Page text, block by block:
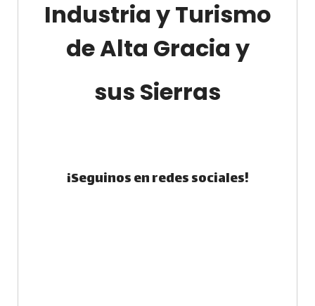
Industria y Turismo
de Alta Gracia y
sus Sierras
¡Seguinos en redes sociales!